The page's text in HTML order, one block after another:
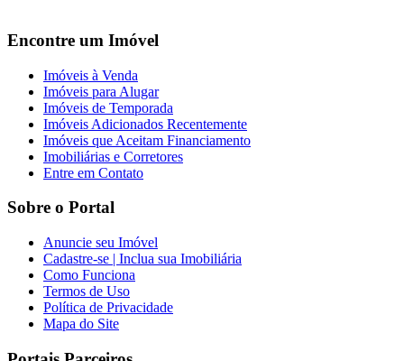
Encontre um Imóvel
Imóveis à Venda
Imóveis para Alugar
Imóveis de Temporada
Imóveis Adicionados Recentemente
Imóveis que Aceitam Financiamento
Imobiliárias e Corretores
Entre em Contato
Sobre o Portal
Anuncie seu Imóvel
Cadastre-se | Inclua sua Imobiliária
Como Funciona
Termos de Uso
Política de Privacidade
Mapa do Site